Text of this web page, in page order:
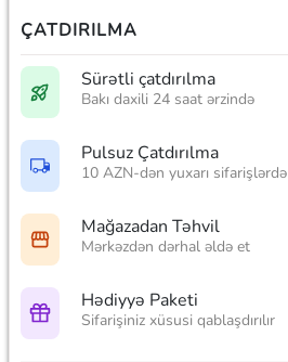
ÇATDIRILMA
Sürətli çatdırılma
Bakı daxili 24 saat ərzində
Pulsuz Çatdırılma
10 AZN-dən yuxarı sifarişlərdə
Mağazadan Təhvil
Mərkəzdən dərhal əldə et
Hədiyyə Paketi
Sifarişiniz xüsusi qablaşdırılır